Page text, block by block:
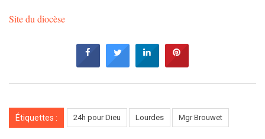
Site du diocèse
Étiquettes : 24h pour Dieu Lourdes Mgr Brouwet